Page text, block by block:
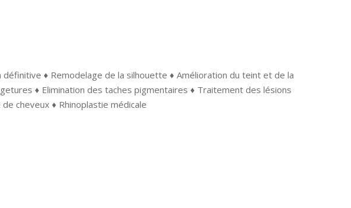
♦ Remodelage de la silhouette ♦ Amélioration du teint et de la
♦ Elimination des taches pigmentaires ♦ Traitement des lésions
cheveux ♦ Rhinoplastie médicale